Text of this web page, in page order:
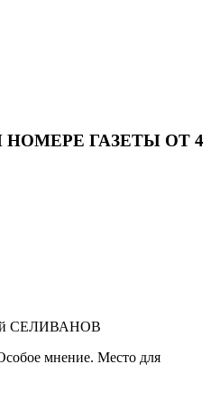
ГАЗЕТЫ ОТ 4
СЕЛИВАНОВ
мнение. Место для